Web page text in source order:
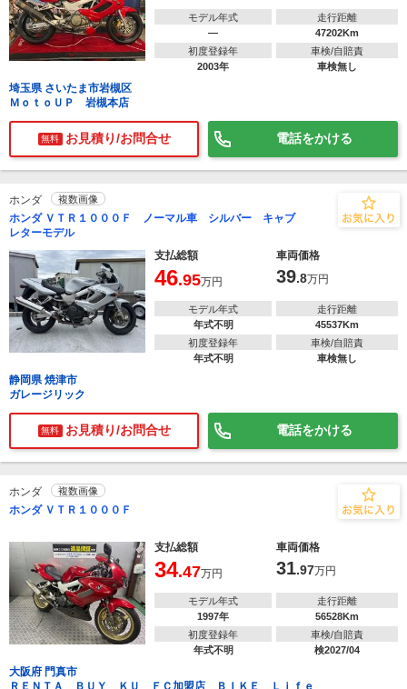
モデル年式
―
走行距離
47202Km
初度登録年
2003年
車検/自賠責
車検無し
埼玉県 さいたま市岩槻区
ＭｏｔｏＵＰ 岩槻本店
無料 お見積り/お問合せ 電話をかける
ホンダ 複数画像
ホンダ ＶＴＲ１０００Ｆ ノーマル車 シルバー キャブ
レターモデル
支払総額
車両価格
46.95万円 39.8万円
モデル年式
年式不明
走行距離
45537Km
初度登録年
年式不明
車検/自賠責
車検無し
静岡県 焼津市
ガレージリック
無料 お見積り/お問合せ 電話をかける
ホンダ 複数画像
ホンダ ＶＴＲ１０００Ｆ
支払総額 車両価格
34.47万円 31.97万円
モデル年式
1997年
走行距離
56528Km
初度登録年
年式不明
車検/自賠責
検2027/04
大阪府 門真市
ＲＥＮＴＡ ＢＵＹ ＫＵ ＦＣ加盟店 ＢＩＫＥ Ｌｉｆｅ